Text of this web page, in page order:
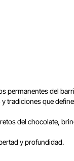
permanentes del
tradiciones que
del chocolate,
y profundidad.